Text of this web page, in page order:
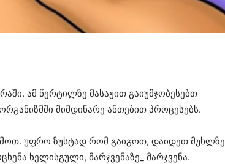
ამ წერტილზე მასაჟით გაიუმჯობესებთ
მიმდინარე ანთებით პროცესებს.
უფრო ზუსტად რომ გაიგოთ, დაიდეთ მუხლზე
ხელისგული, მარჯვენაზე_ მარჯვენა.